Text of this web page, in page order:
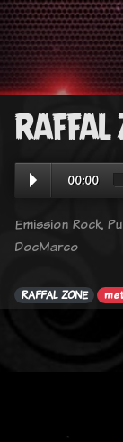
00:00
Emission Rock,
DocMarco
RAFFAL ZONE